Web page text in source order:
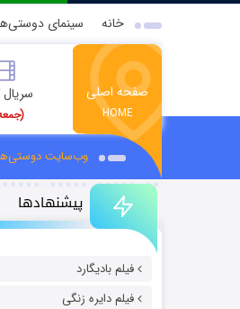
خانه سینمای
صفحه اصلی
HOME
وب‌سایت
پیشنهادها
فیلم بادیگارد
فیلم دایره زنگی